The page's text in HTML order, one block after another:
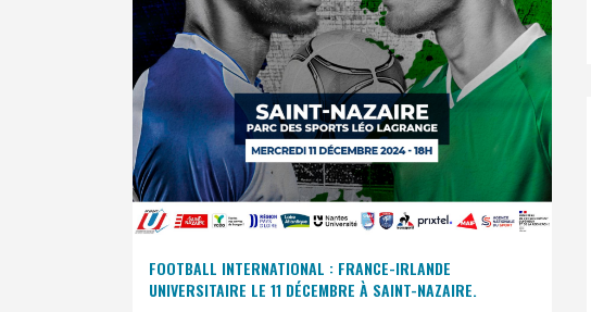
FOOTBALL INTERNATIONAL : FRANCE-IRLANDE
UNIVERSITAIRE LE 11 DÉCEMBRE À SAINT-NAZAIRE.